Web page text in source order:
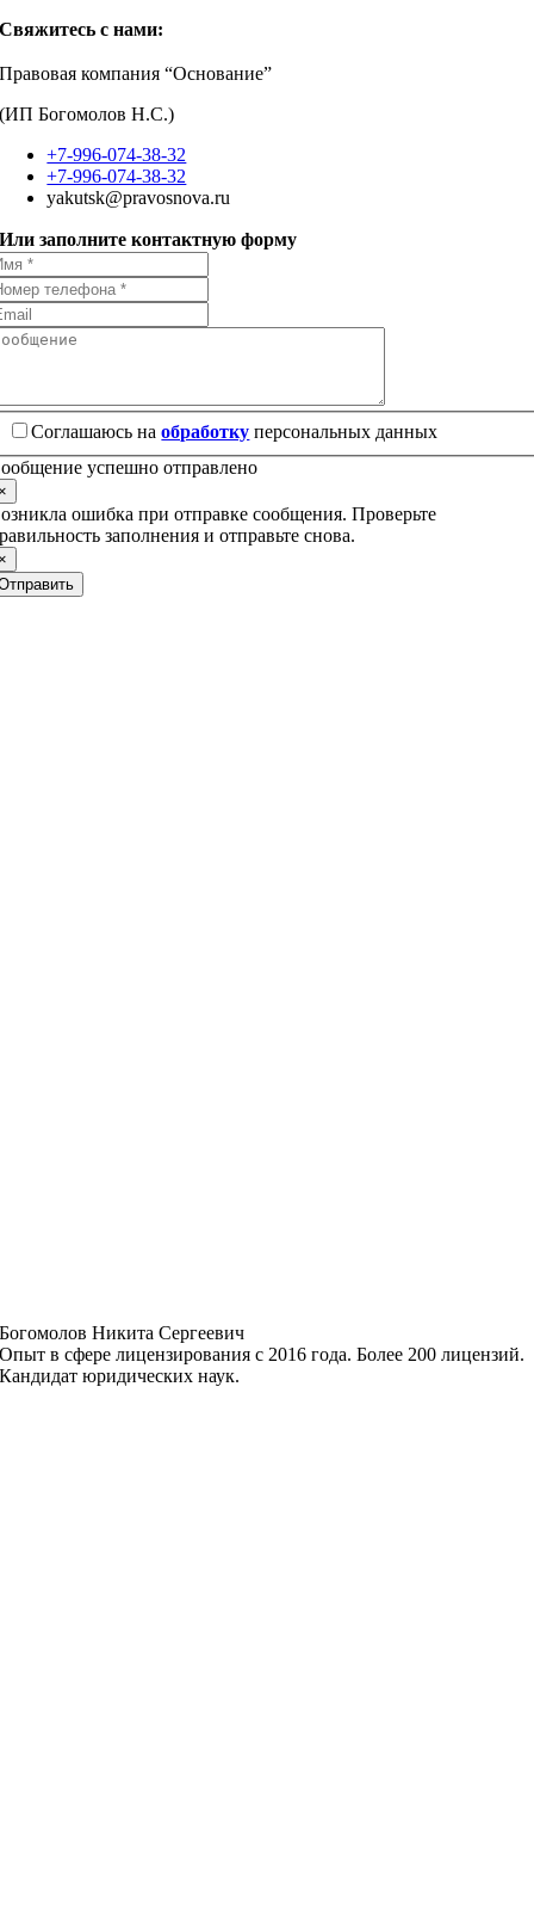
Свяжитесь с нами:
Правовая компания “Основание”
(ИП Богомолов Н.С.)
+7-996-074-38-32
+7-996-074-38-32
yakutsk@pravosnova.ru
Или заполните контактную форму
Соглашаюсь наобработку персональных данных
успешно отправлено
ошибка при отправке сообщения. Проверьте
заполнения и отправьте снова.
Богомолов Никита Сергеевич
Опыт в сфере лицензирования с 2016 года. Более 200 лицензий.
Кандидат юридических наук.